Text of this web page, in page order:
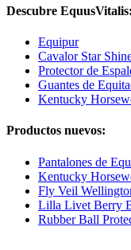
Descubre EquusVitalis:
Equipur
Cavalor Star
Protector de
Guantes de
Kentucky
Productos nuevos:
Pantalones de
Kentucky
Fly Veil
Lilla Livet Berry
Rubber Ball